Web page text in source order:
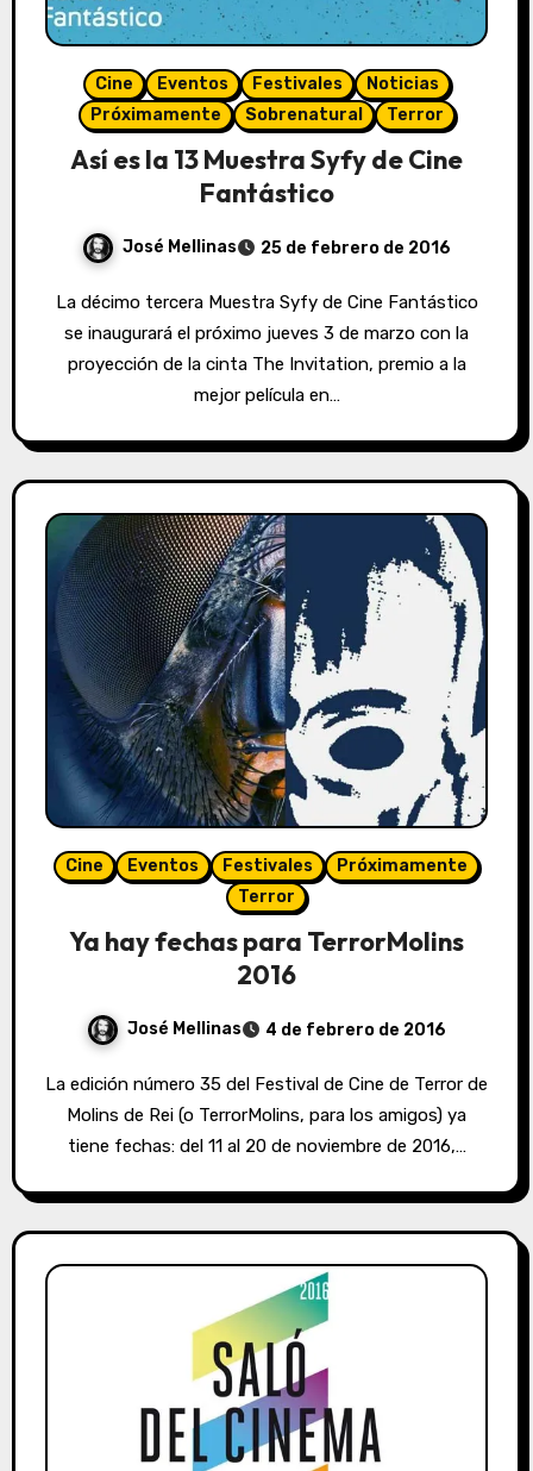
Cine Eventos Festivales
Noticias
Próximamente
Sobrenatural Terror
Así es la 13 Muestra Syfy de Cine
Fantástico
José Mellinas 25 de febrero de 2016
La décimo tercera Muestra Syfy de Cine Fantástico
se inaugurará el próximo jueves 3 de marzo con la
proyección de la cinta The Invitation, premio a la
mejor película en…
Cine Eventos Festivales
Próximamente
Terror
Ya hay fechas para TerrorMolins
2016
José Mellinas 4 de febrero de 2016
La edición número 35 del Festival de Cine de Terror de
Molins de Rei (o TerrorMolins, para los amigos) ya
tiene fechas: del 11 al 20 de noviembre de 2016,…